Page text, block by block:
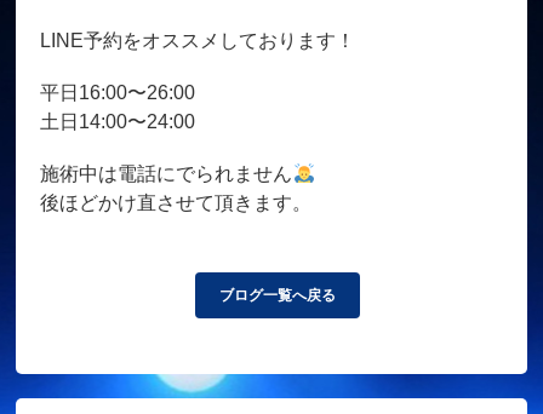
LINE予約をオススメしております！
平日16:00〜26:00
土日14:00〜24:00
施術中は電話にでられません
後ほどかけ直させて頂きます。
ブログ一覧へ戻る